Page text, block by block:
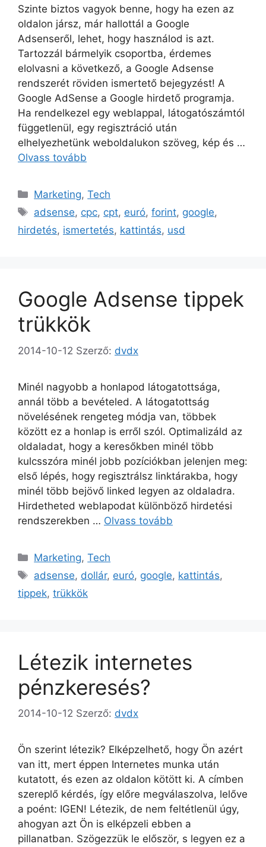
Szinte biztos vagyok benne, hogy ha ezen az
oldalon jársz, már hallottál a Google
Adsenseről, lehet, hogy használod is azt.
Tartozzál bármelyik csoportba, érdemes
elolvasni a következő, a Google Adsense
rendszerét röviden ismertető bejegyzést! A
Google AdSense a Google hirdető programja.
Ha rendelkezel egy weblappal, látogatószámtól
függetlenül, egy regisztráció után
elhelyezhetünk weboldalukon szöveg, kép és …
Olvass tovább
Kategória
Marketing,Tech
Címkék
adsense, cpc, cpt, euró,forint, google,
hirdetés, ismertetés, kattintás, usd
Google Adsense tippek
trükkök
2014-10-12 Szerző: dvdx
Minél nagyobb a honlapod látogatottsága,
annál több a bevételed. A látogatottság
növelésének rengeteg módja van, többek
között ez a honlap is erről szól. Optimalizáld az
oldaladat, hogy a keresőkben minél több
kulcsszóra minél jobb pozíciókban jelenjen meg:
első lépés, hogy regisztrálsz linktárakba, hogy
minél több bejövő linked legyen az oldaladra.
Hirdetheted weblapodat különböző hirdetési
rendszerekben … Olvass tovább
Kategória
Marketing,Tech
Címkék
adsense, dollár, euró, google, kattintás,
tippek, trükkök
Létezik internetes
pénzkeresés?
2014-10-12 Szerző: dvdx
Ön szerint létezik? Elképzelhető, hogy Ön azért
van itt, mert éppen Internetes munka után
kutatott, és ezen az oldalon kötött ki. A címben
szereplő kérdés, így előre megválaszolva, lelőve
a poént: IGEN! Létezik, de nem feltétlenül úgy,
ahogyan azt Ön is elképzeli ebben a
pillanatban. Szögezzük le először, s legyen ez a